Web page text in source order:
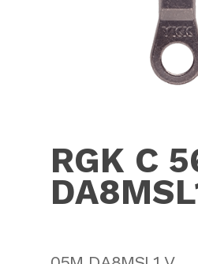
RGK C